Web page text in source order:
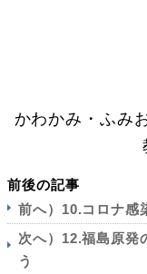
かわかみ・ふみ
前後の記事
前へ）10.コロナ感
次へ）12.福島原発
う